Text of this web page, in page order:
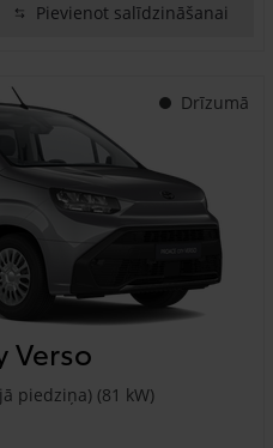
Pievienot salīdzināšanai
Drīzumā
Verso
piedziņa) (81 kW)